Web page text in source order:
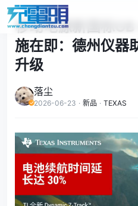
移动电源新国标
施在即：德州仪器
升级
落尘
2026-06-23 · 新品 · TEXAS